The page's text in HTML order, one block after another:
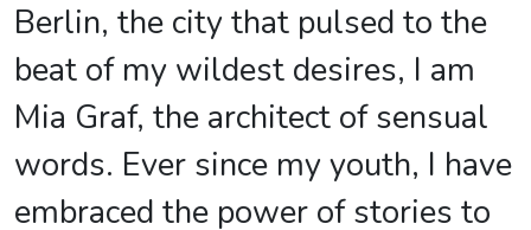
Berlin, the city that pulsed to the
beat of my wildest desires, I am
Mia Graf, the architect of sensual
words. Ever since my youth, I have
embraced the power of stories to